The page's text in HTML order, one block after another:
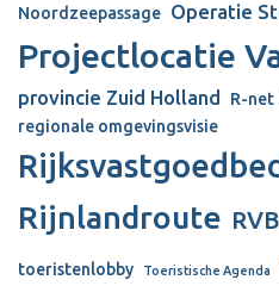
Noordzeepassage Operatie
Projectlocatie
provincie Zuid Holland R-net
regionale omgevingsvisie
Rijnlandroute RVB
toeristenlobby Toeristische Agenda